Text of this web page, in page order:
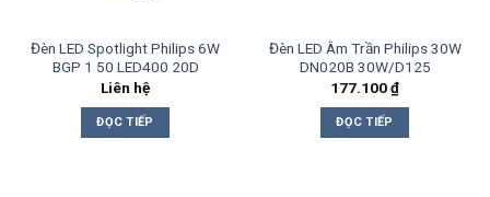
Đèn LED Spotlight Philips 6W
BGP 1 50 LED400 20D
Liên hệ
ĐỌC TIẾP
Đèn LED Âm Trần Philips 30W
DN020B 30W/D125
177.100₫
ĐỌC TIẾP